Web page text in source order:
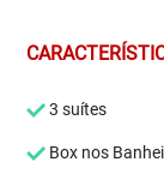
3 suítes
Box nos